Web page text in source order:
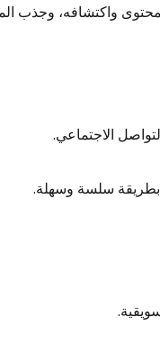
واكتشافه، وجذب
الاجتماعي.
بطريقة سلسة وسهلة.